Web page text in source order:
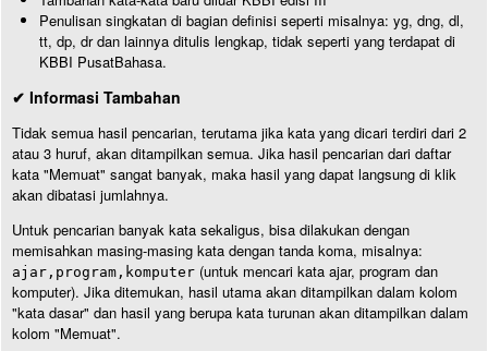
Penulisan singkatan di bagian definisi seperti misalnya: yg, dng, dl,
tt, dp, dr dan lainnya ditulis lengkap, tidak seperti yang terdapat di
KBBI PusatBahasa.
✔ Informasi Tambahan
Tidak semua hasil pencarian, terutama jika kata yang dicari terdiri dari 2
atau 3 huruf, akan ditampilkan semua. Jika hasil pencarian dari daftar
kata "Memuat" sangat banyak, maka hasil yang dapat langsung di klik
akan dibatasi jumlahnya.
Untuk pencarian banyak kata sekaligus, bisa dilakukan dengan
memisahkan masing-masing kata dengan tanda koma, misalnya:
ajar,program,komputer (untuk mencari kata ajar, program dan
komputer). Jika ditemukan, hasil utama akan ditampilkan dalam kolom
"kata dasar" dan hasil yang berupa kata turunan akan ditampilkan dalam
kolom "Memuat".